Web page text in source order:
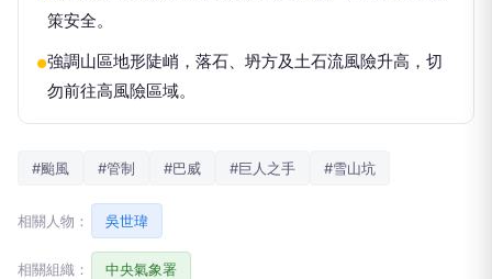
策安全。
●強調山區地形陡峭，落石、坍方及土石流風險升高，切
勿前往高風險區域。
#颱風 #管制 #巴威 #巨人之手 #雪山坑
相關人物： 吳世瑋
相關組織： 中央氣象署